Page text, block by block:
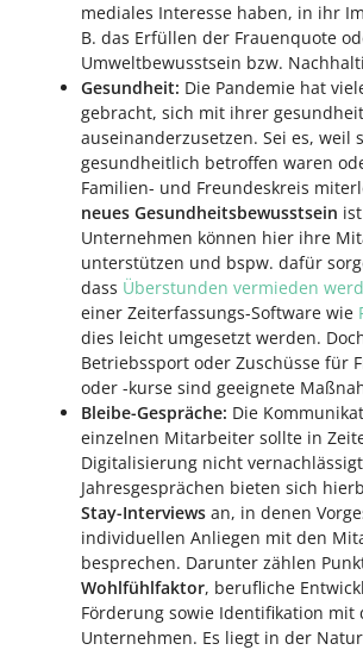
mediales Interesse haben, in ihr
B. das Erfüllen der Frauenquote
Umweltbewusstsein bzw.
Gesundheit: Die Pandemie hat
gebracht, sich mit ihrer
auseinanderzusetzen. Sei es, weil
gesundheitlich betroffen waren
Familien- und Freundeskreis
neues Gesundheitsbewusstsein
Unternehmen können hier ihre
unterstützen und bspw. dafür
dass Überstunden vermieden
einer Zeiterfassungs-Software wie
dies leicht umgesetzt werden.
Betriebssport oder Zuschüsse für
oder -kurse sind geeignete
Bleibe-Gespräche: Die
einzelnen Mitarbeiter sollte in
Digitalisierung nicht
Jahresgesprächen bieten sich
Stay-Interviews an, in denen
individuellen Anliegen mit den
besprechen. Darunter zählen
Wohlfühlfaktor, berufliche
Förderung sowie Identifikation mit
Unternehmen. Es liegt in der